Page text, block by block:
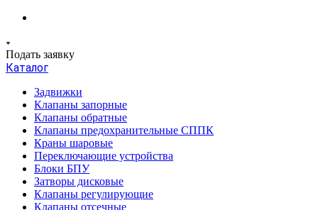
Подать заявку
Каталог
Задвижки
Клапаны запорные
Клапаны обратные
Клапаны предохранительные СППК
Краны шаровые
Переключающие устройства
Блоки БПУ
Затворы дисковые
Клапаны регулирующие
Клапаны отсечные